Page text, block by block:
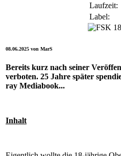
Laufzeit:
Label:
08.06.2025 von MarS
Bereits kurz nach seiner
verboten. 25 Jahre später
ray Mediabook...
Inhalt